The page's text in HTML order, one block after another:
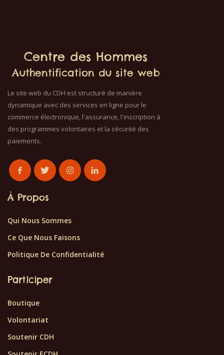
Centre des Hommes
Authentification du site web
Le site web du CDH est structuré de manière
dynamique avec des services en ligne pour le
commerce électronique, l'assurance, l'inscription à
des programmes volontaires et la sécurité des
paiements.
À Propos
Qui Nous Sommes
Ce Que Nous Faisons
Politique De Confidentialité
Participer
Boutique
Volontariat
Soutenir CDH